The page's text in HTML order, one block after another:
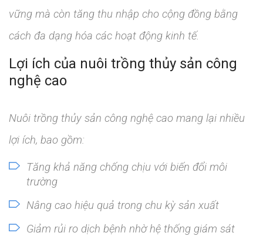
vững mà còn tăng thu nhập cho cộng đồng bằng
cách đa dạng hóa các hoạt động kinh tế.
Lợi ích của nuôi trồng thủy sản công
nghệ cao
Nuôi trồng thủy sản công nghệ cao mang lại nhiều
lợi ích, bao gồm:
Tăng khả năng chống chịu với biến đổi môi
trường
Nâng cao hiệu quả trong chu kỳ sản xuất
Giảm rủi ro dịch bệnh nhờ hệ thống giám sát